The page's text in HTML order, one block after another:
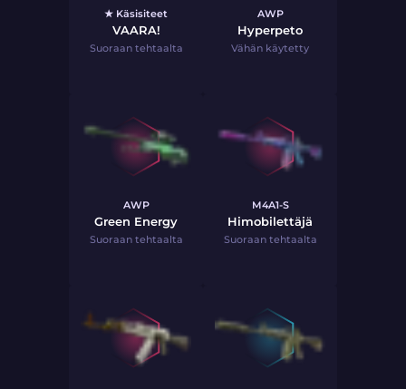
★ Käsisiteet
VAARA!
Suoraan tehtaalta
AWP
Hyperpeto
Vähän käytetty
AWP
Green Energy
Suoraan tehtaalta
M4A1-S
Himobilettäjä
Suoraan tehtaalta